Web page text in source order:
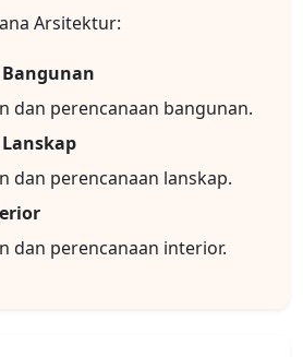
Arsitektur:
dan perencanaan bangunan.
dan perencanaan lanskap.
dan perencanaan interior.